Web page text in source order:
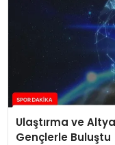
Ulaştırma ve
Gençlerle Buluştu